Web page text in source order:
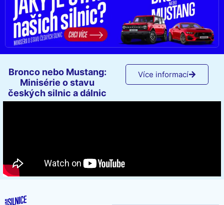
Bronco nebo Mustang:
Minisérie o stavu
českých silnic a dálnic
Více informací